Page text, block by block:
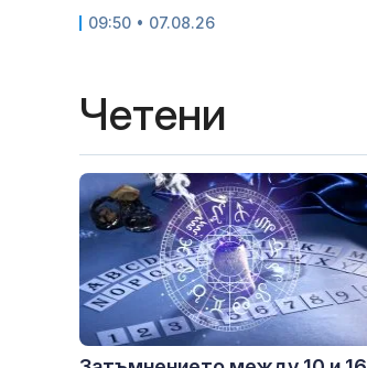
09:50 • 07.08.26
Четени